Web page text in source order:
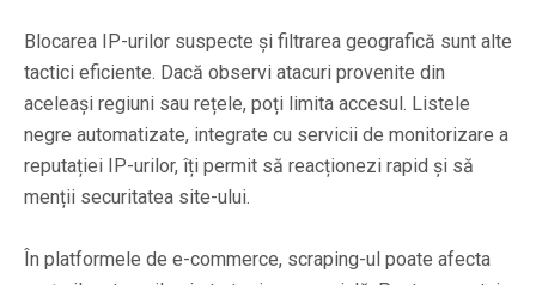
Blocarea IP-urilor suspecte și filtrarea geografică sunt alte
tactici eficiente. Dacă observi atacuri provenite din
aceleași regiuni sau rețele, poți limita accesul. Listele
negre automatizate, integrate cu servicii de monitorizare a
reputației IP-urilor, îți permit să reacționezi rapid și să
menții securitatea site-ului.
În platformele de e-commerce, scraping-ul poate afecta